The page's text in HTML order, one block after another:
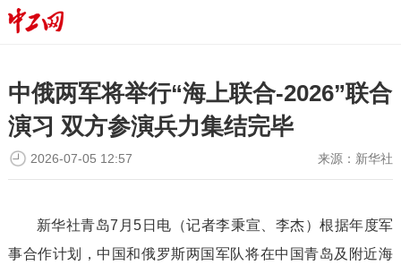
中俄两军将举行“海上联合-2026”联合
演习 双方参演兵力集结完毕
来源： 新华社
2026-07-05 12:57
新华社青岛7月5日电（记者李秉宣、李杰）根据年度军
事合作计划，中国和俄罗斯两国军队将在中国青岛及附近海